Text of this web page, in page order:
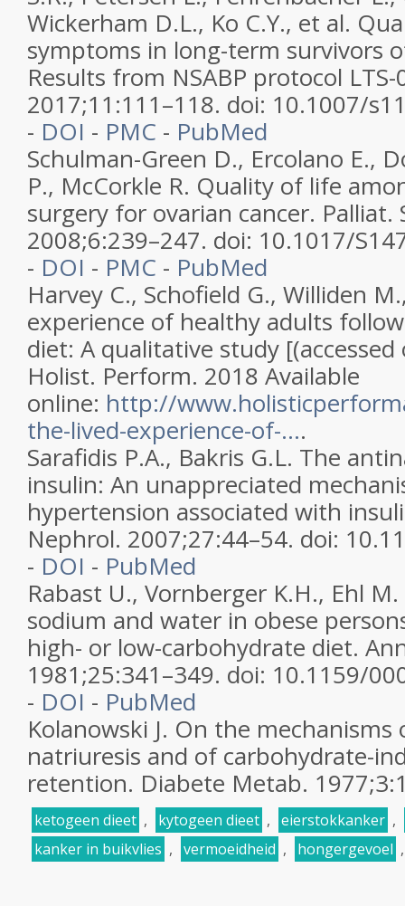
Wickerham D.L., Ko C.Y., et al.
symptoms in long-term survivors
Results from NSABP protocol LTS-
2017;11:111–118. doi: 10.1007/
- DOI - PMC - PubMed
Schulman-Green D., Ercolano E.,
P., McCorkle R. Quality of life
surgery for ovarian cancer. Palliat.
2008;6:239–247. doi: 10.1017/
- DOI - PMC - PubMed
Harvey C., Schofield G., Williden
experience of healthy adults
diet: A qualitative study [(accessed
Holist. Perform. 2018 Available
online: http://
the-lived-experience-of-....
Sarafidis P.A., Bakris G.L. The
insulin: An unappreciated
hypertension associated with
Nephrol. 2007;27:44–54. doi:
- DOI - PubMed
Rabast U., Vornberger K.H., Ehl
sodium and water in obese
high- or low-carbohydrate diet.
1981;25:341–349. doi: 10.1159/
- DOI - PubMed
Kolanowski J. On the
natriuresis and of carbohydrate-
retention. Diabete Metab.
ketogeen dieet , kytogeen dieet , eierstokkanker ,
kanker in buikvlies , vermoeidheid , hongergevoel